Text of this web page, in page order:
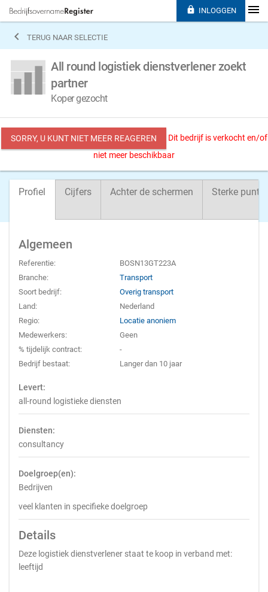
 TERUG NAAR SELECTIE
All round logistiek dienstverlener zoekt
partner
Koper gezocht
SORRY, U KUNT NIET MEER REAGEREN
Dit bedrijf is verkocht en/of
niet meer beschikbaar
Profiel Cijfers Achter de schermen Sterke
Algemeen
Referentie:
BOSN13GT223A
Branche:
Transport
Soort bedrijf:
Overig transport
Land:
Nederland
Regio:
Locatie anoniem
Medewerkers:
Geen
% tijdelijk contract:
-
Bedrijf bestaat:
Langer dan 10 jaar
Levert:
all-round logistieke diensten
Diensten:
consultancy
Doelgroep(en):
Bedrijven
veel klanten in specifieke doelgroep
Details
Deze logistiek dienstverlener staat te koop in verband met:
leeftijd
 INLOGGEN